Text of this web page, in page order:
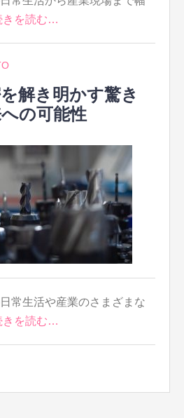
きを読む…
解き明かす驚き
の可能性
常生活や産業のさまざまな
きを読む…